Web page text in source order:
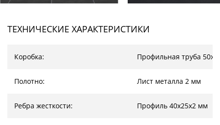
ТЕХНИЧЕСКИЕ ХАРАКТЕРИСТИКИ
Коробка: Профильная труба
Полотно: Лист металла 2 мм
Ребра жесткости: Профиль 40х25х2 мм